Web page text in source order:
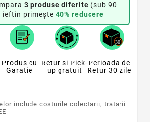
3 produse diferite (sub 90
ieftin primește 40% reducere
Produs cu
Garatie
Retur si Pick-
up gratuit
Perioada de
Retur 30 zile
include costurile colectarii, tratarii